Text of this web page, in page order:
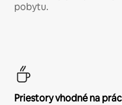
pobytu.
Priestory vhodné na